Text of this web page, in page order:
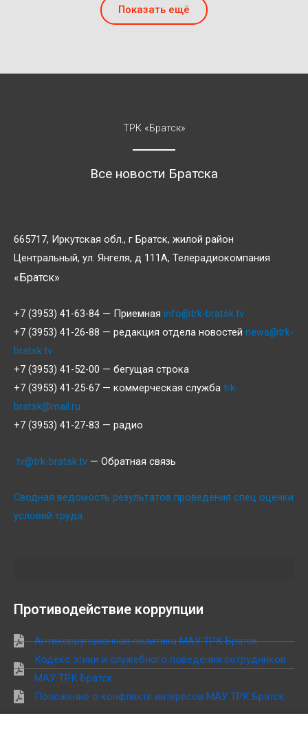
Показать ещё
ТРК «Братск»
Все новости Братска
665717, Иркутская обл., г Братск, жилой район
Центральный, ул. Янгеля, д 111А, Телерадиокомпания
«Братск»
+7 (3953) 41-63-84 — Приемная info@trk-bratsk.tv
+7 (3953) 41-26-88 — редакция отдела новостей news@trk-
bratsk.tv
+7 (3953) 41-52-00 — бегущая строка
+7 (3953) 41-25-67 — коммерческая служба trk-
bratsk@mail.ru
+7 (3953) 41-27-83 — радио
tv@trk-bratsk.tv — Обратная связь
Сводная ведомость результатов проведения спец оценки
условий труда
Противодействие коррупции
Антикоррупционная политика МАУ ТРК Братск
Кодекс этики и служебного поведения сотрудников
МАУ ТРК Братск
Положение о конфликте интересов МАУ ТРК Братск